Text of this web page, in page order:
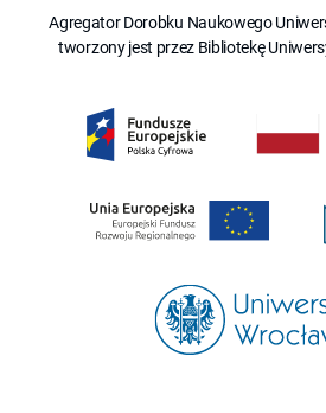
Agregator Dorobku Naukowego
tworzony jest przez Bibliotekę